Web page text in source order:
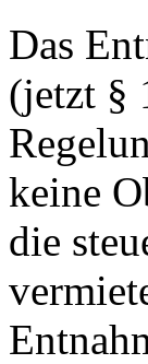
Das
(jetzt §
keine
die